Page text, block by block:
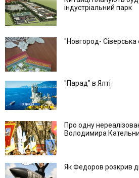
індустріальний парк
"Новгород-
"Парад" в Ялті
Про одну
Володимира
Як Федоров розкрив